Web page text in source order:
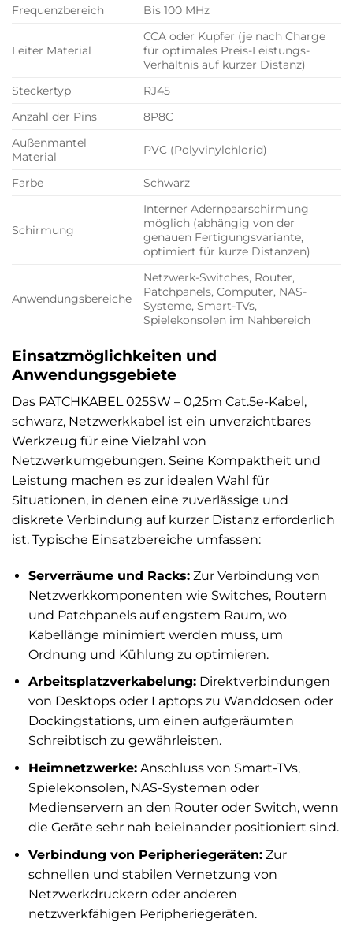
Frequenzbereich
Bis 100 MHz
Leiter Material
CCA oder Kupfer (je nach Charge
für optimales Preis-Leistungs-
Verhältnis auf kurzer Distanz)
Steckertyp
RJ45
Anzahl der Pins
8P8C
Außenmantel
Material
PVC (Polyvinylchlorid)
Farbe Schwarz
Schirmung
Interner Adernpaarschirmung
möglich (abhängig von der
genauen Fertigungsvariante,
optimiert für kurze Distanzen)
Anwendungsbereiche
Netzwerk-Switches, Router,
Patchpanels, Computer, NAS-
Systeme, Smart-TVs,
Spielekonsolen im Nahbereich
Einsatzmöglichkeiten und
Anwendungsgebiete
Das PATCHKABEL 025SW – 0,25m Cat.5e-Kabel,
schwarz, Netzwerkkabel ist ein unverzichtbares
Werkzeug für eine Vielzahl von
Netzwerkumgebungen. Seine Kompaktheit und
Leistung machen es zur idealen Wahl für
Situationen, in denen eine zuverlässige und
diskrete Verbindung auf kurzer Distanz erforderlich
ist. Typische Einsatzbereiche umfassen:
Serverräume und Racks:Zur Verbindung von
Netzwerkkomponenten wie Switches, Routern
und Patchpanels auf engstem Raum, wo
Kabellänge minimiert werden muss, um
Ordnung und Kühlung zu optimieren.
Arbeitsplatzverkabelung:Direktverbindungen
von Desktops oder Laptops zu Wanddosen oder
Dockingstations, um einen aufgeräumten
Schreibtisch zu gewährleisten.
Heimnetzwerke:Anschluss von Smart-TVs,
Spielekonsolen, NAS-Systemen oder
Medienservern an den Router oder Switch, wenn
die Geräte sehr nah beieinander positioniert sind.
Verbindung von Peripheriegeräten:Zur
schnellen und stabilen Vernetzung von
Netzwerkdruckern oder anderen
netzwerkfähigen Peripheriegeräten.